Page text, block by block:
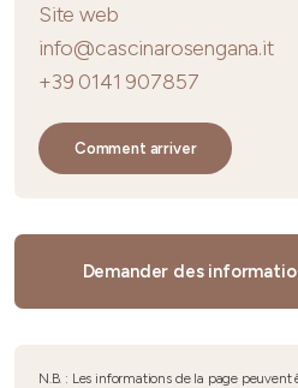
Site web
info@cascinarosengana.it
+39 0141 907857
Comment arriver
Demander des
N.B. : Les informations de la page peuvent